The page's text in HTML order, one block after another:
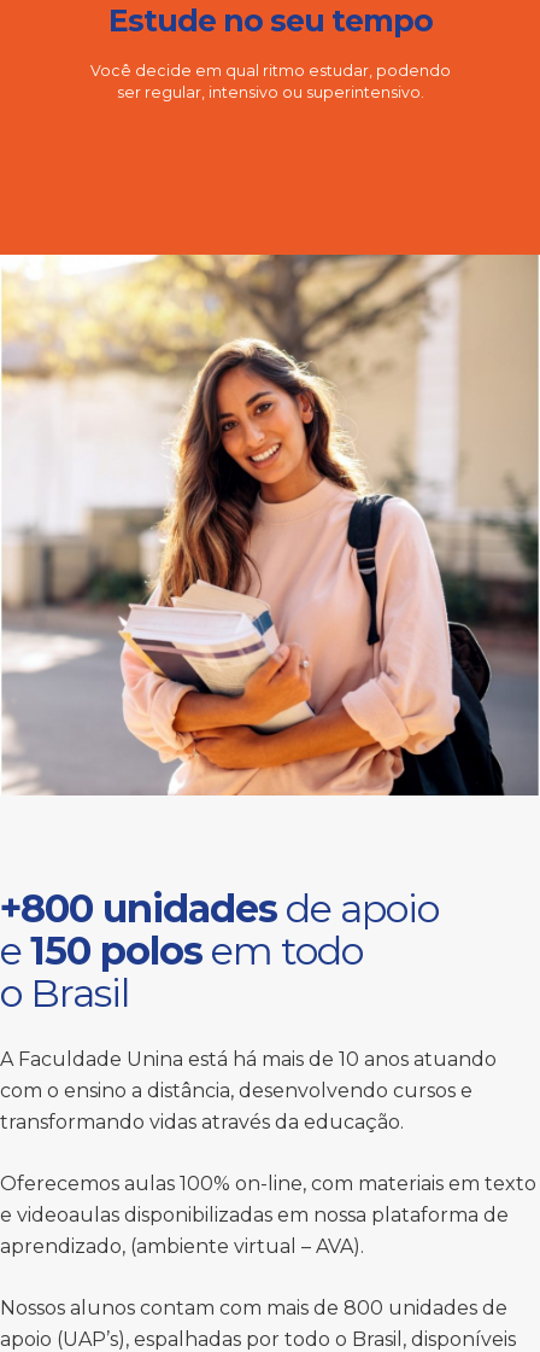
Estude no seu tempo
Você decide em qual ritmo estudar, podendo
ser regular, intensivo ou superintensivo.
+800 unidades de apoio
e150 polos em todo
o Brasil
A Faculdade Unina está há mais de 10 anos atuando
com o ensino a distância, desenvolvendo cursos e
transformando vidas através da educação.
Oferecemos aulas 100% on-line, com materiais em texto
e videoaulas disponibilizadas em nossa plataforma de
aprendizado, (ambiente virtual – AVA).
Nossos alunos contam com mais de 800 unidades de
apoio (UAP’s), espalhadas por todo o Brasil, disponíveis